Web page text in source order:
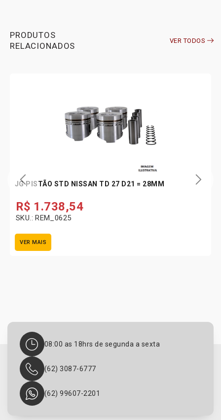
PRODUTOS
RELACIONADOS
VER TODOS
JG PISTÃO STD NISSAN TD 27 D21 = 28MM
R$ 1.738,54
SKU.: REM_0625
VER MAIS
08:00 as 18hrs de segunda a sexta
(62) 3087-6777
(62) 99607-2201